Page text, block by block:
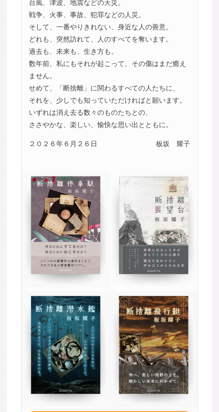
台風、津波、地震などの天災。
戦争、火事、事故、犯罪などの人災。
そして、一番やりきれない、身近な人の善意。
どれも、突然訪れて、人のすべてを奪います。
過去も、未来も、生き方も。
数年前、私にもそれが起こって、その傷はまだ癒え
ません。
せめて、「断捨離」に関わるすべての人たちに、
それを、少しでも知っていただければと願います。
いずれは消え去る数々のものたちとの、
ささやかな、楽しい、愉快な思い出とともに。
２０２６年６月２６日 板坂 耀子